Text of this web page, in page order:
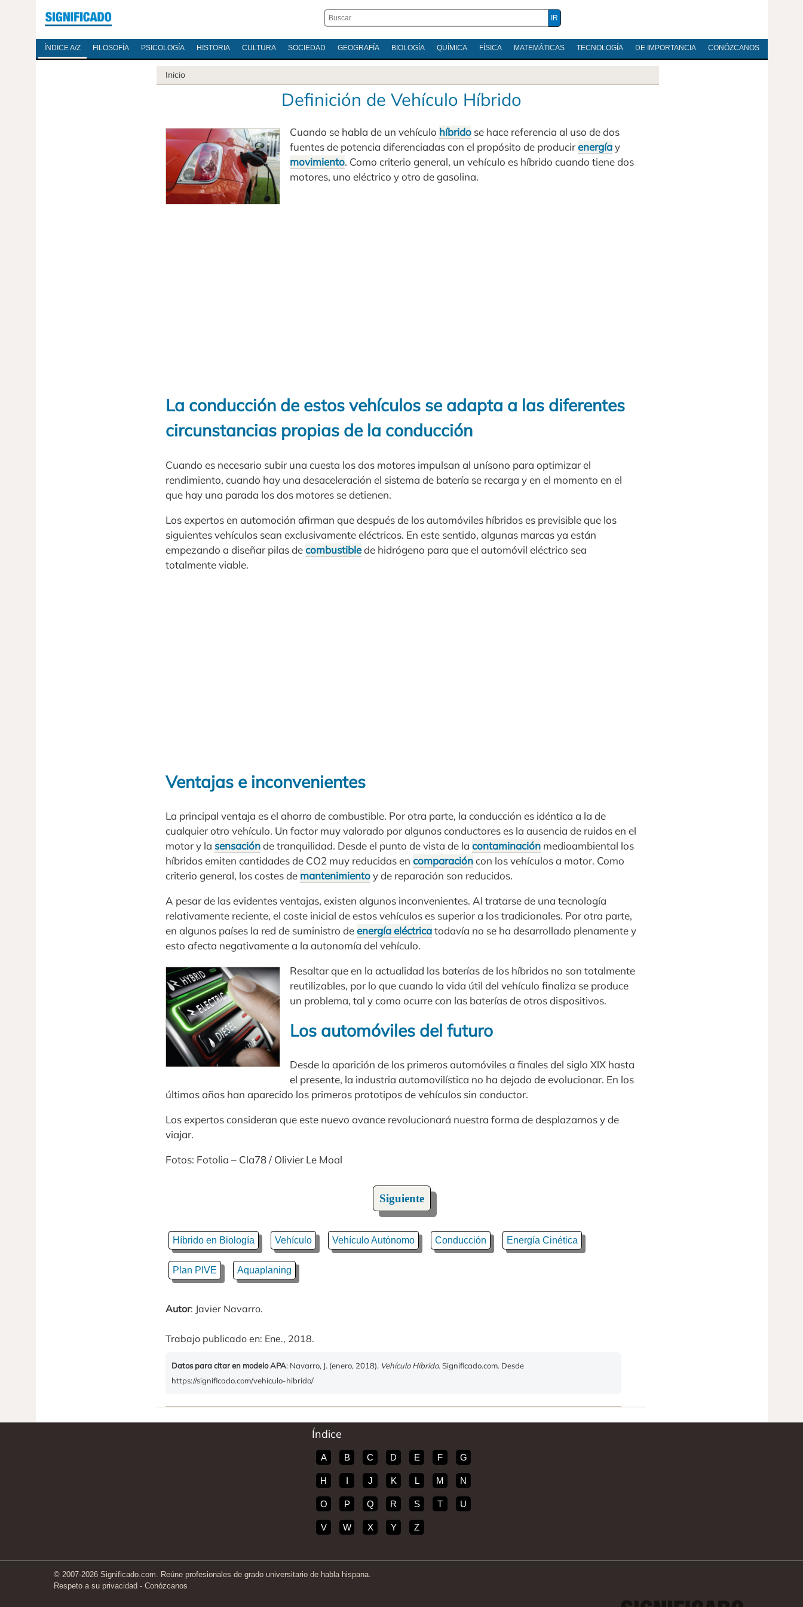
ÍNDICE A/Z FILOSOFÍA PSICOLOGÍA HISTORIA CULTURA SOCIEDAD GEOGRAFÍA BIOLOGÍA QUÍMICA FÍSICA MATEMÁTICAS TECNOLOGÍA DE IMPORTANCIA CONÓZCANOS
Inicio
Definición de Vehículo Híbrido
Cuando se habla de un vehículo híbrido se hace referencia al uso de dos
fuentes de potencia diferenciadas con el propósito de producirenergíay
movimiento. Como criterio general, un vehículo es híbrido cuando tiene dos
motores, uno eléctrico y otro de gasolina.
La conducción de estos vehículos se adapta a las diferentes
circunstancias propias de la conducción
Cuando es necesario subir una cuesta los dos motores impulsan al unísono para optimizar el
rendimiento, cuando hay una desaceleración el sistema de batería se recarga y en el momento en el
que hay una parada los dos motores se detienen.
Los expertos en automoción afirman que después de los automóviles híbridos es previsible que los
siguientes vehículos sean exclusivamente eléctricos. En este sentido, algunas marcas ya están
empezando a diseñar pilas decombustiblede hidrógeno para que el automóvil eléctrico sea
totalmente viable.
Ventajas e inconvenientes
La principal ventaja es el ahorro de combustible. Por otra parte, la conducción es idéntica a la de
cualquier otro vehículo. Un factor muy valorado por algunos conductores es la ausencia de ruidos en el
motor y la sensaciónde tranquilidad. Desde el punto de vista de la contaminación medioambiental los
híbridos emiten cantidades de CO2 muy reducidas en comparacióncon los vehículos a motor. Como
criterio general, los costes de mantenimientoy de reparación son reducidos.
A pesar de las evidentes ventajas, existen algunos inconvenientes. Al tratarse de una tecnología
relativamente reciente, el coste inicial de estos vehículos es superior a los tradicionales. Por otra parte,
en algunos países la red de suministro deenergía eléctricatodavía no se ha desarrollado plenamente y
esto afecta negativamente a la autonomía del vehículo.
Resaltar que en la actualidad las baterías de los híbridos no son totalmente
reutilizables, por lo que cuando la vida útil del vehículo finaliza se produce
un problema, tal y como ocurre con las baterías de otros dispositivos.
Los automóviles del futuro
Desde la aparición de los primeros automóviles a finales del siglo XlX hasta
el presente, la industria automovilística no ha dejado de evolucionar. En los
últimos años han aparecido los primeros prototipos de vehículos sin conductor.
Los expertos consideran que este nuevo avance revolucionará nuestra forma de desplazarnos y de
viajar.
Fotos: Fotolia – Cla78 / Olivier Le Moal
Siguiente
Híbrido en Biología Vehículo Vehículo Autónomo Conducción Energía Cinética
Plan PIVE Aquaplaning
Autor: Javier Navarro.
Trabajo publicado en: Ene., 2018.
Datos para citar en modelo APA: Navarro, J. (enero, 2018). Vehículo Híbrido. Significado.com. Desde
https://significado.com/vehiculo-hibrido/
Índice
A B C D E F G
H I J K L M N
O P Q R S T U
V W X Y Z
© 2007-2026 Significado.com. Reúne profesionales de grado universitario de habla hispana.
Respeto a su privacidad - Conózcanos